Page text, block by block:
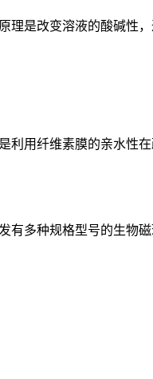
是改变溶液的酸碱性
用纤维素膜的亲水性
多种规格型号的生物